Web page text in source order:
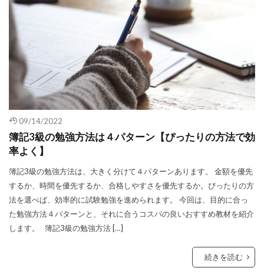
09/14/2022
簿記3級の勉強方法は４パターン【ぴったりの方法で効
率よく】
簿記3級の勉強方法は、大きく分けて４パターンあります。 金額を優先
するか、時間を優先するか、合格しやすさを優先するか。ぴったりの方
法を選べば、効率的に試験勉強を進められます。 今回は、目的に合っ
た勉強方法４パターンと、それに合うコスパの良いおすすめ教材を紹介
します。 簿記3級の勉強方法 […]
続きを読む